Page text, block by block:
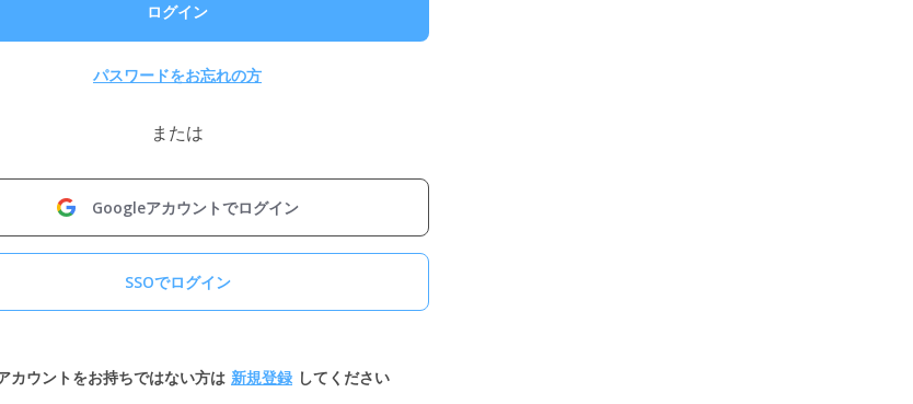
ログイン
パスワードをお忘れの方
または
Googleアカウントでログイン
SSOでログイン
カウントをお持ちではない方は 新規登録 してください